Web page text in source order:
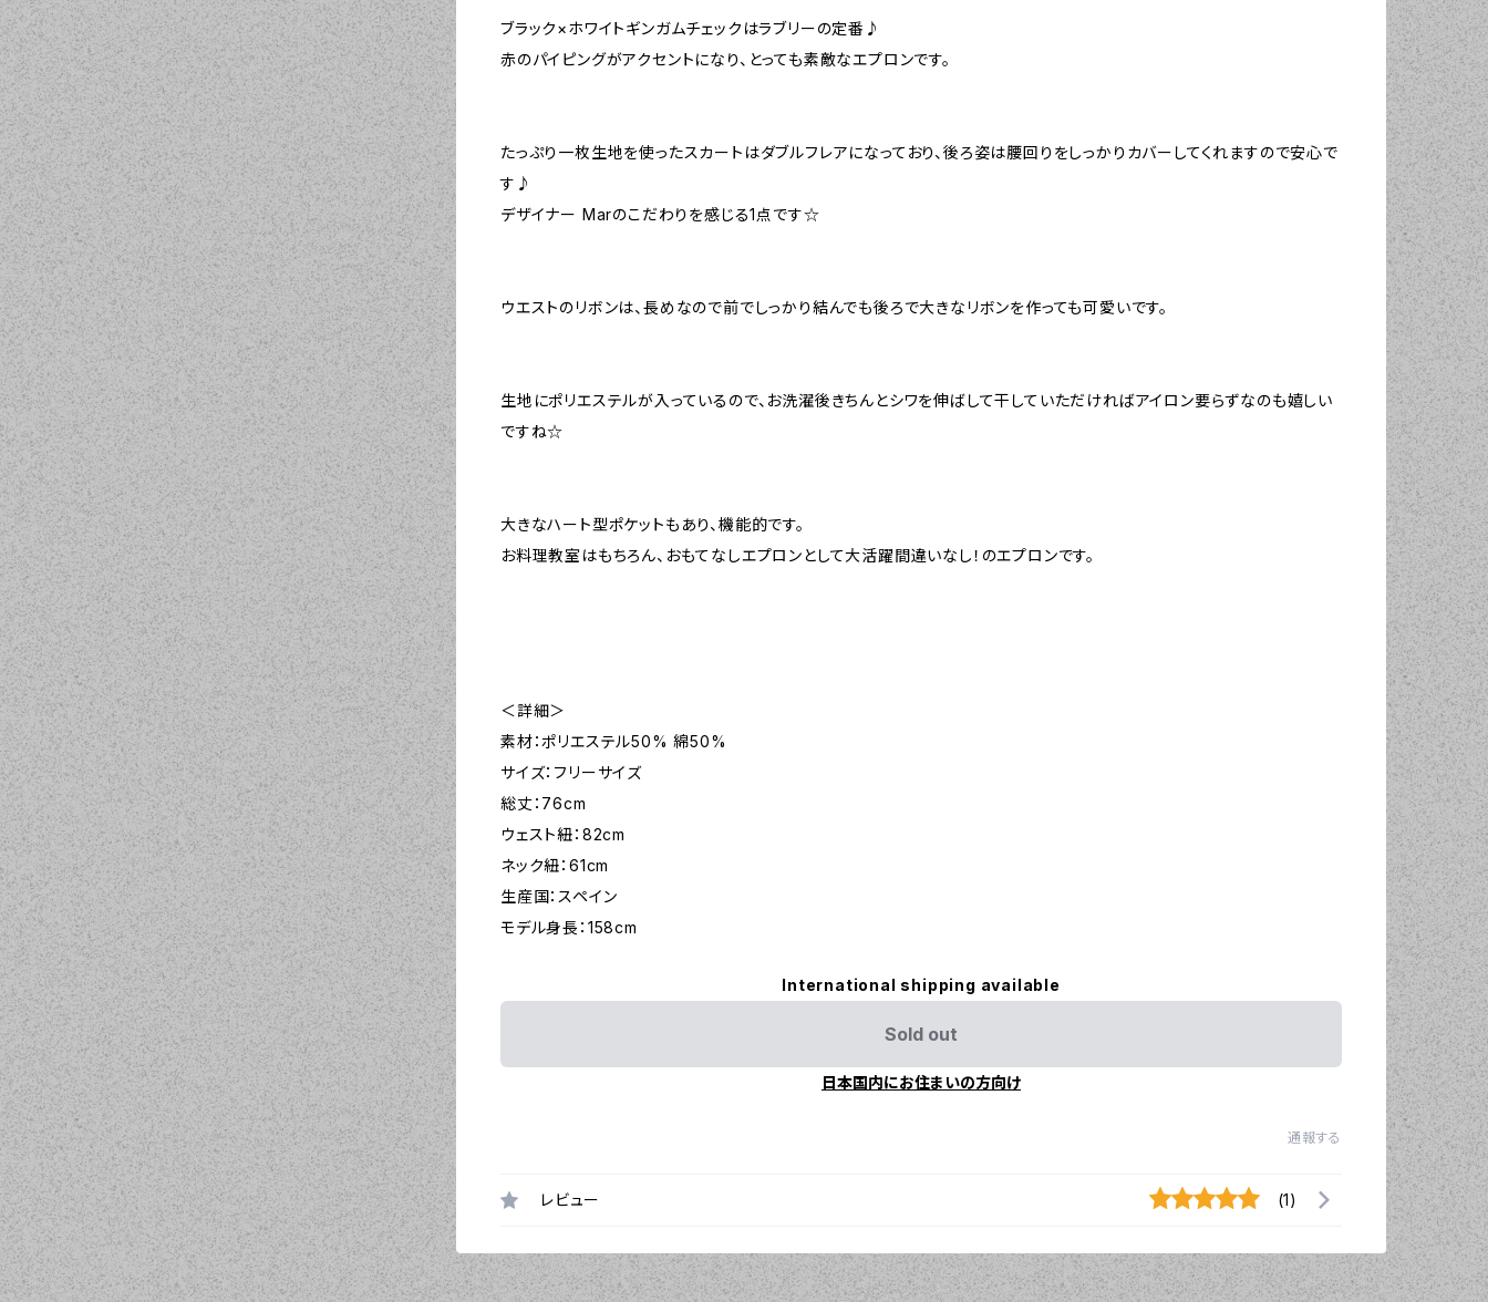
ブラック×ホワイトギンガムチェックはラブリーの定番♪
赤のパイピングがアクセントになり、とっても素敵なエプロンです。
たっぷり一枚生地を使ったスカートはダブルフレアになっており、後ろ姿は腰回りをしっかりカバーしてくれますので安心で
す♪
デザイナー Marのこだわりを感じる1点です☆
ウエストのリボンは、長めなので前でしっかり結んでも後ろで大きなリボンを作っても可愛いです。
生地にポリエステルが入っているので、お洗濯後きちんとシワを伸ばして干していただければアイロン要らずなのも嬉しい
ですね☆
大きなハート型ポケットもあり、機能的です。
お料理教室はもちろん、おもてなしエプロンとして大活躍間違いなし！のエプロンです。
＜詳細＞
素材：ポリエステル50% 綿50%
サイズ：フリーサイズ
総丈：76cm
ウェスト紐：82cm
ネック紐：61cm
生産国：スペイン
モデル身長：158cm
International shipping available
Sold out
日本国内にお住まいの方向け
通報する
レビュー (1)